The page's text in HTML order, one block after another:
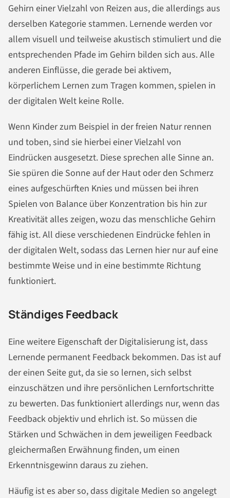
Gehirn einer Vielzahl von Reizen aus, die allerdings aus
derselben Kategorie stammen. Lernende werden vor
allem visuell und teilweise akustisch stimuliert und die
entsprechenden Pfade im Gehirn bilden sich aus. Alle
anderen Einflüsse, die gerade bei aktivem,
körperlichem Lernen zum Tragen kommen, spielen in
der digitalen Welt keine Rolle.
Wenn Kinder zum Beispiel in der freien Natur rennen
und toben, sind sie hierbei einer Vielzahl von
Eindrücken ausgesetzt. Diese sprechen alle Sinne an.
Sie spüren die Sonne auf der Haut oder den Schmerz
eines aufgeschürften Knies und müssen bei ihren
Spielen von Balance über Konzentration bis hin zur
Kreativität alles zeigen, wozu das menschliche Gehirn
fähig ist. All diese verschiedenen Eindrücke fehlen in
der digitalen Welt, sodass das Lernen hier nur auf eine
bestimmte Weise und in eine bestimmte Richtung
funktioniert.
Ständiges Feedback
Eine weitere Eigenschaft der Digitalisierung ist, dass
Lernende permanent Feedback bekommen. Das ist auf
der einen Seite gut, da sie so lernen, sich selbst
einzuschätzen und ihre persönlichen Lernfortschritte
zu bewerten. Das funktioniert allerdings nur, wenn das
Feedback objektiv und ehrlich ist. So müssen die
Stärken und Schwächen in dem jeweiligen Feedback
gleichermaßen Erwähnung finden, um einen
Erkenntnisgewinn daraus zu ziehen.
Häufig ist es aber so, dass digitale Medien so angelegt